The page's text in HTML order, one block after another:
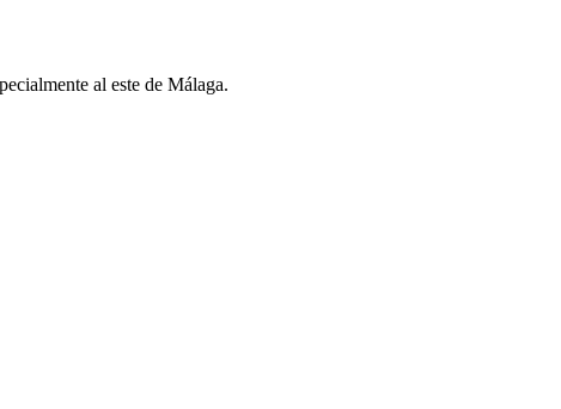
al este de Málaga.